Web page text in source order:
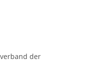
der